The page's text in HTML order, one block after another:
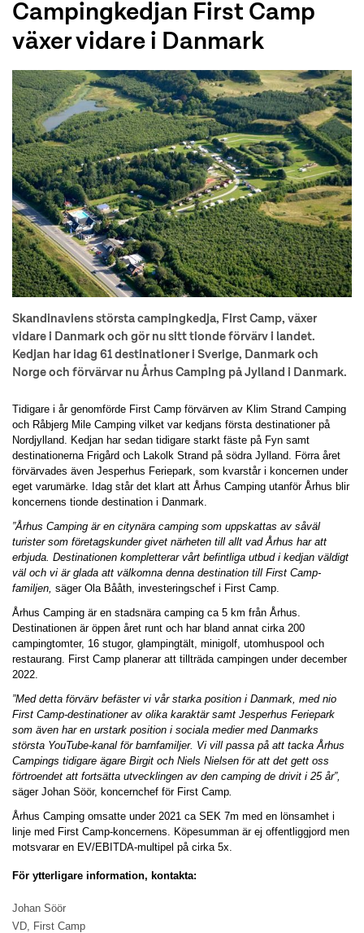
Campingkedjan First Camp
växer vidare i Danmark
Skandinaviens största campingkedja, First Camp, växer
vidare i Danmark och gör nu sitt tionde förvärv i landet.
Kedjan har idag 61 destinationer i Sverige, Danmark och
Norge och förvärvar nu Århus Camping på Jylland i Danmark.
Tidigare i år genomförde First Camp förvärven av Klim Strand Camping
och Råbjerg Mile Camping vilket var kedjans första destinationer på
Nordjylland. Kedjan har sedan tidigare starkt fäste på Fyn samt
destinationerna Frigård och Lakolk Strand på södra Jylland. Förra året
förvärvades även Jesperhus Feriepark, som kvarstår i koncernen under
eget varumärke. Idag står det klart att Århus Camping utanför Århus blir
koncernens tionde destination i Danmark.
”Århus Camping är en citynära camping som uppskattas av såväl
turister som företagskunder givet närheten till allt vad Århus har att
erbjuda. Destinationen kompletterar vårt befintliga utbud i kedjan väldigt
väl och vi är glada att välkomna denna destination till First Camp-
familjen, säger Ola Bååth, investeringschef i First Camp.
Århus Camping är en stadsnära camping ca 5 km från Århus.
Destinationen är öppen året runt och har bland annat cirka 200
campingtomter, 16 stugor, glampingtält, minigolf, utomhuspool och
restaurang. First Camp planerar att tillträda campingen under december
2022.
”Med detta förvärv befäster vi vår starka position i Danmark, med nio
First Camp-destinationer av olika karaktär samt Jesperhus Feriepark
som även har en urstark position i sociala medier med Danmarks
största YouTube-kanal för barnfamiljer. Vi vill passa på att tacka Århus
Campings tidigare ägare Birgit och Niels Nielsen för att det gett oss
förtroendet att fortsätta utvecklingen av den camping de drivit i 25 år”,
säger Johan Söör, koncernchef för First Camp
Århus Camping omsatte under 2021 ca SEK 7m med en lönsamhet i
linje med First Camp-koncernens. Köpesumman är ej offentliggjord men
motsvarar en EV/EBITDA-multipel på cirka 5x.
För ytterligare information, kontakta:
Johan Söör
VD, First Camp